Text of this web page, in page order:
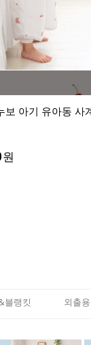
소프트 부스터
기 의자 출시:)
블랭킷 외출